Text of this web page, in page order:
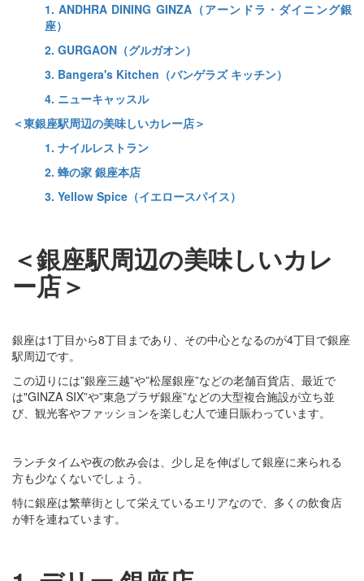
1. ANDHRA DINING GINZA（アーンドラ・ダイニング銀
座）
2. GURGAON（グルガオン）
3. Bangera's Kitchen（バンゲラズ キッチン）
4. ニューキャッスル
＜東銀座駅周辺の美味しいカレー店＞
1. ナイルレストラン
2. 蜂の家 銀座本店
3. Yellow Spice（イエロースパイス）
＜銀座駅周辺の美味しいカレ
ー店＞
銀座は1丁目から8丁目まであり、その中心となるのが4丁目で銀座
駅周辺です。
この辺りには”銀座三越”や”松屋銀座”などの老舗百貨店、最近で
は"GINZA SIX”や”東急プラザ銀座”などの大型複合施設が立ち並
び、観光客やファッションを楽しむ人で連日賑わっています。
ランチタイムや夜の飲み会は、少し足を伸ばして銀座に来られる
方も少なくないでしょう。
特に銀座は繁華街として栄えているエリアなので、多くの飲食店
が軒を連ねています。